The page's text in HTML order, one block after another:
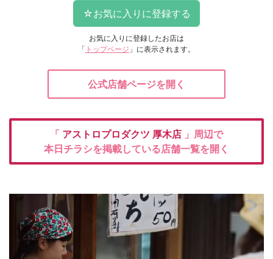
お気に入りに登録したお店は
「 トップページ 」に表示されます。
公式店舗ページを開く
「 アストロプロダクツ 厚木店 」周辺で
本日チラシを掲載している店舗一覧を開く